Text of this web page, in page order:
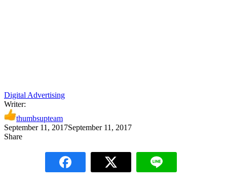
Digital Advertising
Writer:
thumbsupteam
September 11, 2017September 11, 2017
Share